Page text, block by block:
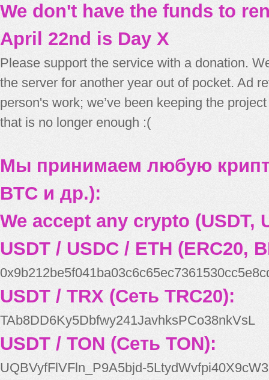
We don't have the funds to
April 22nd is Day X
Please support the service with a donation.
the server for another year out of pocket. Ad
person's work; we’ve been keeping the
that is no longer enough :(
Мы принимаем любую
BTC и др.):
We accept any crypto (USDT,
USDT / USDC / ETH (ERC20,
USDT / TRX (Сеть TRC20):
TAb8DD6Ky5Dbfwy241JavhksPCo38nkVsL
USDT / TON (Сеть TON):
UQBVyfFlVFln_P9A5bjd-